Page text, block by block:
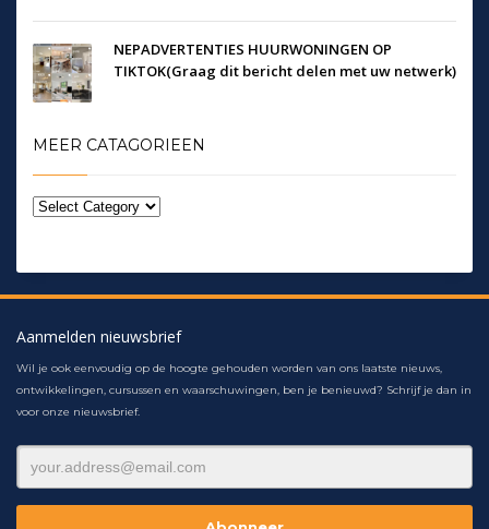
NEPADVERTENTIES HUURWONINGEN OP
TIKTOK(Graag dit bericht delen met uw netwerk)
MEER CATAGORIEEN
Aanmelden nieuwsbrief
Wil je ook eenvoudig op de hoogte gehouden worden van ons laatste nieuws,
ontwikkelingen, cursussen en waarschuwingen, ben je benieuwd? Schrijf je dan in
voor onze nieuwsbrief.